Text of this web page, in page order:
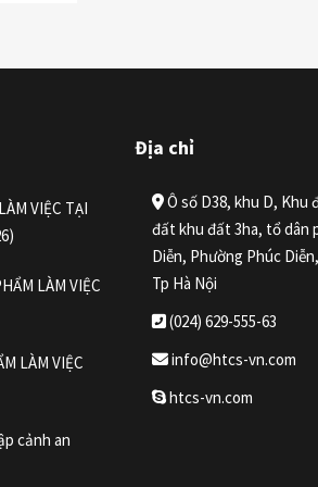
VIỆC TẠI
LÀM VIỆC
LÀM VIỆC
cảnh an
Địa chỉ
Ô số D38, khu D, Khu
đất khu đất 3ha, tổ dân
Diễn, Phường Phúc
Tp Hà Nội
(024) 629-555-63
info@htcs-vn.com
htcs-vn.com